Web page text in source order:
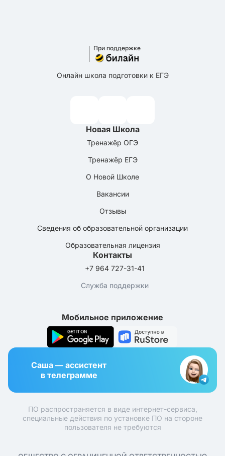
При поддержке
Онлайн школа подготовки к ЕГЭ
Новая Школа
Тренажёр ОГЭ
Тренажёр ЕГЭ
О Новой Школе
Вакансии
Отзывы
Сведения об образовательной организации
Образовательная лицензия
Контакты
+7 964 727-31-41
Служба поддержки
Мобильное приложение
Саша — ассистент
в телеграмме
ПО распространяется в виде интернет-сервиса,
специальные действия по установке ПО на стороне
пользователя не требуются